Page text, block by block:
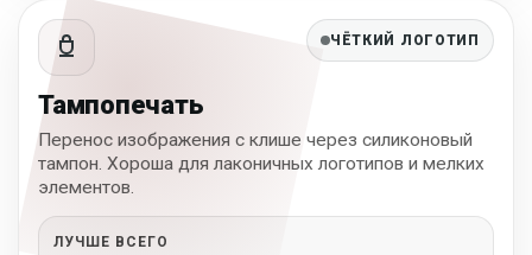
ЧЁТКИЙ ЛОГОТИП
Тампопечать
Перенос изображения с клише через силиконовый
тампон. Хороша для лаконичных логотипов и мелких
элементов.
ЛУЧШЕ ВСЕГО